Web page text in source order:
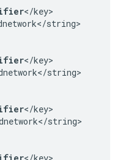
</key>
string>
</key>
string>
</key>
string>